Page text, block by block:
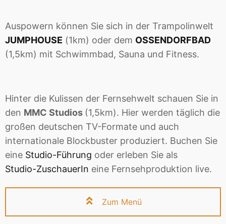
Auspowern können Sie sich in der Trampolinwelt
JUMPHOUSE (1km) oder dem OSSENDORFBAD
(1,5km) mit Schwimmbad, Sauna und Fitness.
Hinter die Kulissen der Fernsehwelt schauen Sie in
den MMC Studios (1,5km). Hier werden täglich die
großen deutschen TV-Formate und auch
internationale Blockbuster produziert. Buchen Sie
eine Studio-Führung oder erleben Sie als
Studio-ZuschauerIn eine Fernsehproduktion live.
Zum Menü